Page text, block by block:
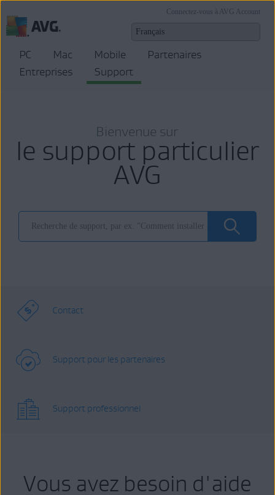
Connectez-vous à AVG Account
PC Mac Mobile
Partenaires
Entreprises
Support
Bienvenue sur
le support particulier
AVG
Contact
Support pour les partenaires
Support professionnel
Vous avez besoin d'aide